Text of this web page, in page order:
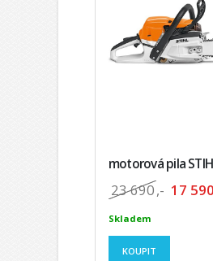
motorová pila
23 690,- 17
Skladem
KOUPIT